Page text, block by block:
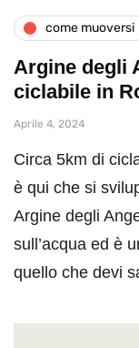
come muoversi
Argine degli
ciclabile in
Aprile 4, 2024
Circa 5km di
è qui che si
Argine degli
sull’acqua ed è
quello che devi